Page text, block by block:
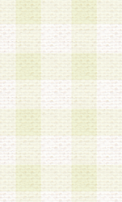
合は、速
5.当社は
手段によ
の内容が
うことが
6.会員は
して、当
該期間内
発行した